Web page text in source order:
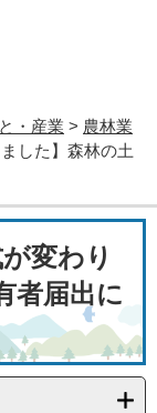
・産業 > 農林業
した】森林の土
変わり
者届出に